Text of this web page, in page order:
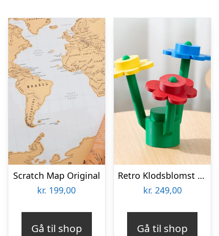
Scratch Map Original
kr. 199,00
Gå til shop
Retro Klodsblomst – Stor
kr. 249,00
Gå til shop